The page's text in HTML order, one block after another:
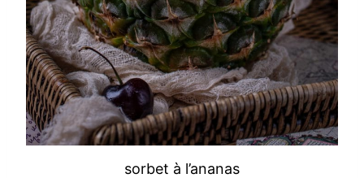
sorbet à l’ananas